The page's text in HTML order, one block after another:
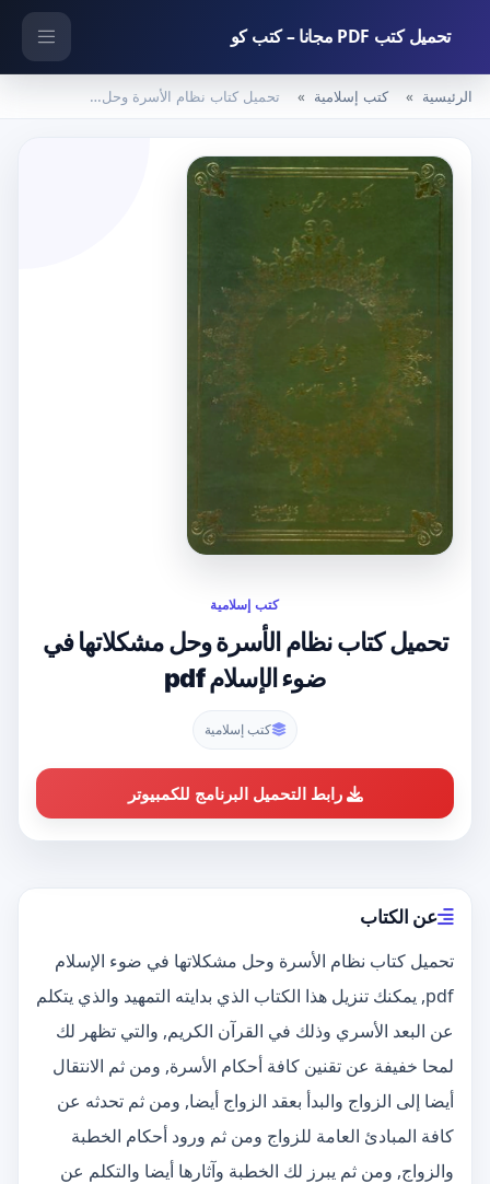
تحميل كتب PDF مجانا – كتب كو
الرئيسية كتب إسلامية تحميل كتاب نظام الأسرة وحل مشكلاتها في ضوء الإسلام pdf
كتب إسلامية
تحميل كتاب نظام الأسرة وحل مشكلاتها في
ضوء الإسلام pdf
كتب إسلامية
رابط التحميل البرنامج للكمبيوتر
عن الكتاب
تحميل كتاب نظام الأسرة وحل مشكلاتها في ضوء الإسلام
pdf, يمكنك تنزيل هذا الكتاب الذي بدايته التمهيد والذي يتكلم
عن البعد الأسري وذلك في القرآن الكريم, والتي تظهر لك
لمحا خفيفة عن تقنين كافة أحكام الأسرة, ومن ثم الانتقال
أيضا إلى الزواج والبدأ بعقد الزواج أيضا, ومن ثم تحدثه عن
كافة المبادئ العامة للزواج ومن ثم ورود أحكام الخطبة
والزواج, ومن ثم يبرز لك الخطبة وآثارها أيضا والتكلم عن